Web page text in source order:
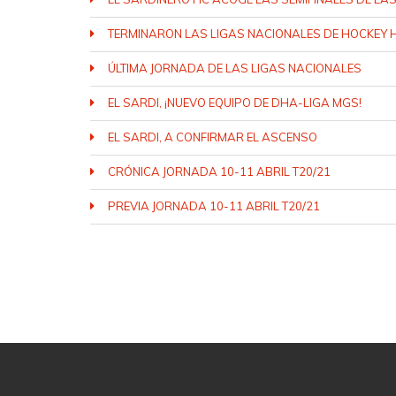
TERMINARON LAS LIGAS NACIONALES DE HOCKEY
ÚLTIMA JORNADA DE LAS LIGAS NACIONALES
EL SARDI, ¡NUEVO EQUIPO DE DHA-LIGA MGS!
EL SARDI, A CONFIRMAR EL ASCENSO
CRÓNICA JORNADA 10-11 ABRIL T20/21
PREVIA JORNADA 10-11 ABRIL T20/21